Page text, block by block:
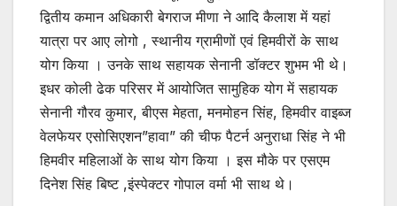
द्वितीय कमान अधिकारी बेगराज मीणा ने आदि कैलाश में यहां
यात्रा पर आए लोगो , स्थानीय ग्रामीणों एवं हिमवीरों के साथ
योग किया । उनके साथ सहायक सेनानी डॉक्टर शुभम भी थे।
इधर कोली ढेक परिसर में आयोजित सामुहिक योग में सहायक
सेनानी गौरव कुमार, बीएस मेहता, मनमोहन सिंह, हिमवीर वाइब्ज
वेलफेयर एसोसिएशन”हावा” की चीफ पैटर्न अनुराधा सिंह ने भी
हिमवीर महिलाओं के साथ योग किया । इस मौके पर एसएम
दिनेश सिंह बिष्ट ,इंस्पेक्टर गोपाल वर्मा भी साथ थे।